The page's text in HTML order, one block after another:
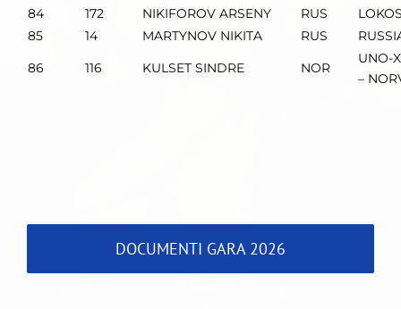
84
172 NIKIFOROV ARSENY RUS
85
14 MARTYNOV NIKITA RUS
86
116 KULSET SINDRE NOR
UNO-
–
DOCUMENTI GARA 2026